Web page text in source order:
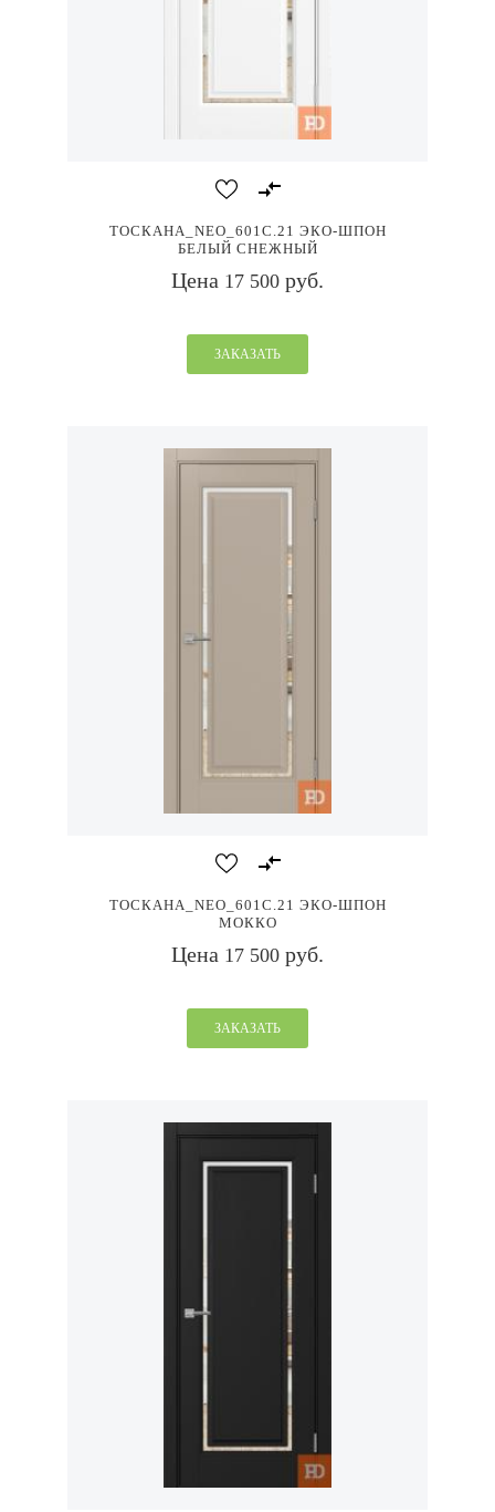
ТОСКАНА_NEO_601С.21 ЭКО-ШПОН
БЕЛЫЙ СНЕЖНЫЙ
Цена 17 500 руб.
ЗАКАЗАТЬ
ТОСКАНА_NEO_601С.21 ЭКО-ШПОН
МОККО
Цена 17 500 руб.
ЗАКАЗАТЬ